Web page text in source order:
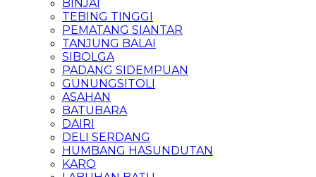
BINJAI
TEBING TINGGI
PEMATANG SIANTAR
TANJUNG BALAI
SIBOLGA
PADANG SIDEMPUAN
GUNUNGSITOLI
ASAHAN
BATUBARA
DAIRI
DELI SERDANG
HUMBANG HASUNDUTAN
KARO